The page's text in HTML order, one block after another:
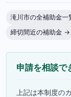
滝川市の全補助金
締切間近の補助金 →
申請を相談で
上記は本制度の